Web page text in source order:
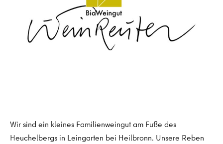
Wir sind ein kleines Familienweingut am Fuße des
Heuchelbergs in Leingarten bei Heilbronn. Unsere Reben